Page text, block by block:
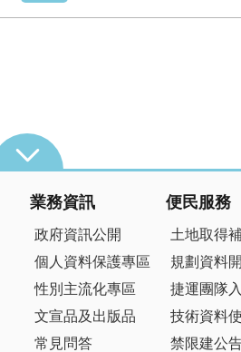
業務資訊
政府資訊公開
個人資料保護專區
性別主流化專區
文宣品及出版品
常見問答
便民服務
土地取得
規劃資料
捷運團隊
技術資料
禁限建公